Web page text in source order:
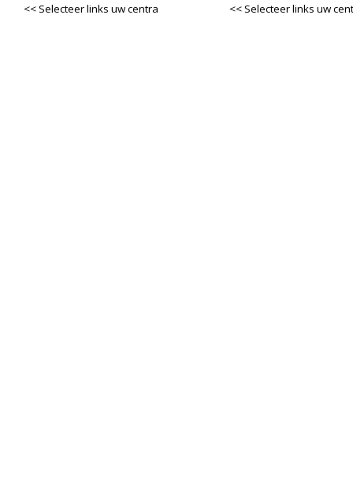
<< Selecteer links uw centra << Selecteer links uw